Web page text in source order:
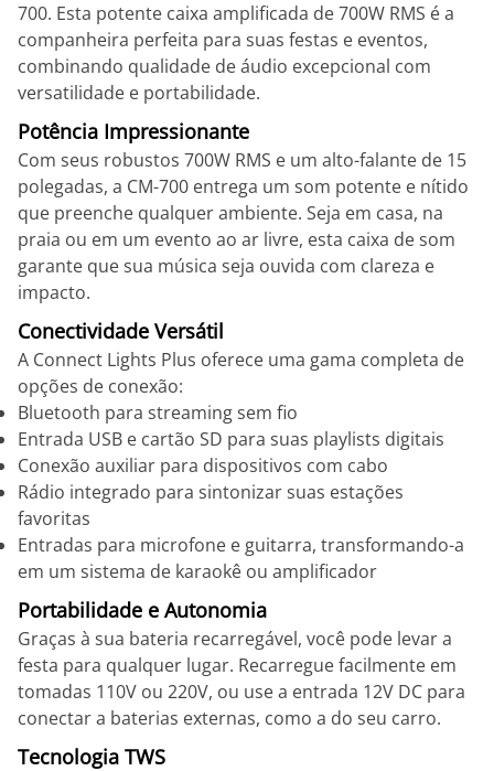
700. Esta potente caixa amplificada de 700W RMS é a
companheira perfeita para suas festas e eventos,
combinando qualidade de áudio excepcional com
versatilidade e portabilidade.
Potência Impressionante
Com seus robustos 700W RMS e um alto-falante de 15
polegadas, a CM-700 entrega um som potente e nítido
que preenche qualquer ambiente. Seja em casa, na
praia ou em um evento ao ar livre, esta caixa de som
garante que sua música seja ouvida com clareza e
impacto.
Conectividade Versátil
A Connect Lights Plus oferece uma gama completa de
opções de conexão:
Bluetooth para streaming sem fio
Entrada USB e cartão SD para suas playlists digitais
Conexão auxiliar para dispositivos com cabo
Rádio integrado para sintonizar suas estações
favoritas
Entradas para microfone e guitarra, transformando-a
em um sistema de karaokê ou amplificador
Portabilidade e Autonomia
Graças à sua bateria recarregável, você pode levar a
festa para qualquer lugar. Recarregue facilmente em
tomadas 110V ou 220V, ou use a entrada 12V DC para
conectar a baterias externas, como a do seu carro.
Tecnologia TWS